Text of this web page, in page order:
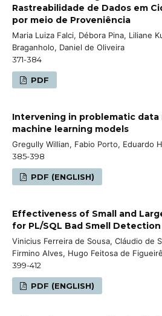
Rastreabilidade de Dados em
por meio de Proveniência
Maria Luiza Falci, Débora Pina, Liliane
Braganholo, Daniel de Oliveira
371-384
PDF
Intervening in problematic data
machine learning models
Gregully Willian, Fabio Porto, Eduardo
385-398
PDF (ENGLISH)
Effectiveness of Small and
for PL/SQL Bad Smell Detection
Vinicius Ferreira de Sousa, Cláudio de
Firmino Alves, Hugo Feitosa de
399-412
PDF (ENGLISH)